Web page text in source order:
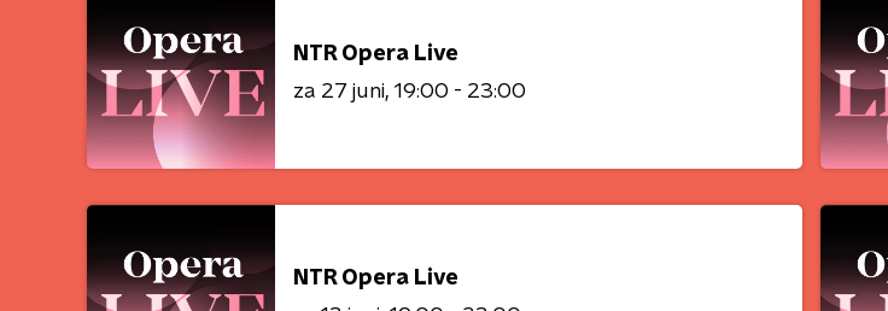
NTR Opera Live
za 27 juni 19:00 - 23:00
NTR Opera Live